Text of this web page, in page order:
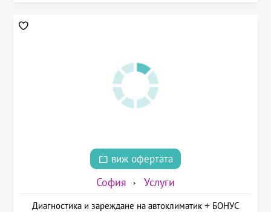
виж офертата
София Услуги
Диагностика и зареждане на автоклиматик + БОНУС